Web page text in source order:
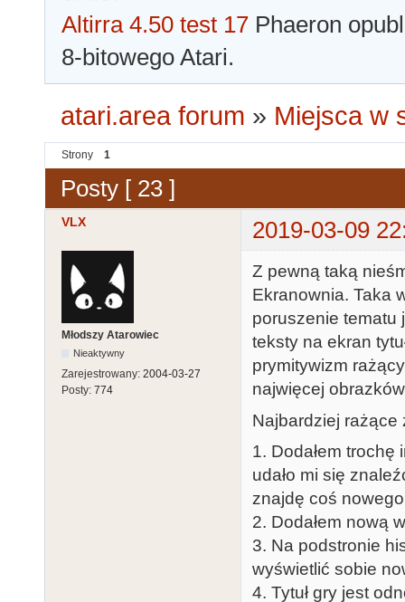
Altirra 4.50 test 17 Phaeron
8-bitowego Atari.
atari.area forum » Miejsca w
Strony 1
Posty [ 23 ]
VLX 2019-03-09
Młodszy Atarowiec
Nieaktywny
Zarejestrowany: 2004-03-27
Posty: 774
Z pewną taką
Ekranownia. Taka
poruszenie tematu
teksty na ekran
prymitywizm
najwięcej
Najbardziej rażące
1. Dodałem
udało mi się
znajdę coś
2. Dodałem nową
3. Na podstronie
wyświetlić sobie
4. Tytuł gry jest